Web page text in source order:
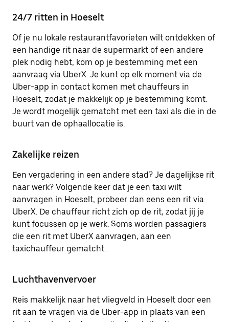
24/7 ritten in Hoeselt
Of je nu lokale restaurantfavorieten wilt ontdekken of
een handige rit naar de supermarkt of een andere
plek nodig hebt, kom op je bestemming met een
aanvraag via UberX. Je kunt op elk moment via de
Uber-app in contact komen met chauffeurs in
Hoeselt, zodat je makkelijk op je bestemming komt.
Je wordt mogelijk gematcht met een taxi als die in de
buurt van de ophaallocatie is.
Zakelijke reizen
Een vergadering in een andere stad? Je dagelijkse rit
naar werk? Volgende keer dat je een taxi wilt
aanvragen in Hoeselt, probeer dan eens een rit via
UberX. De chauffeur richt zich op de rit, zodat jij je
kunt focussen op je werk. Soms worden passagiers
die een rit met UberX aanvragen, aan een
taxichauffeur gematcht.
Luchthavenvervoer
Reis makkelijk naar het vliegveld in Hoeselt door een
rit aan te vragen via de Uber-app in plaats van een